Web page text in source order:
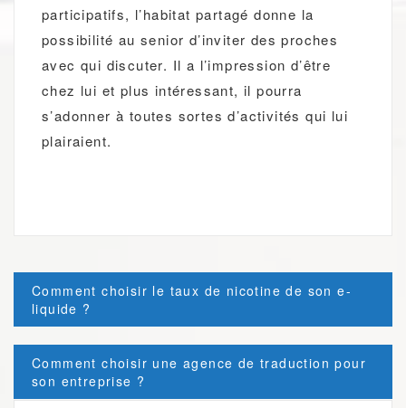
participatifs, l’habitat partagé donne la
possibilité au senior d’inviter des proches
avec qui discuter. Il a l’impression d’être
chez lui et plus intéressant, il pourra
s’adonner à toutes sortes d’activités qui lui
plairaient.
Post
navigation
Comment choisir le taux de nicotine de son e-
liquide ?
Comment choisir une agence de traduction pour
son entreprise ?